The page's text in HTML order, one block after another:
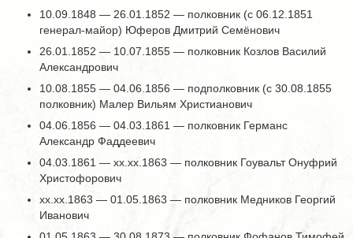
10.09.1848 — 26.01.1852 — полковник (с 06.12.1851
генерал-майор) Юферов Дмитрий Семёнович
26.01.1852 — 10.07.1855 — полковник Козлов Василий
Александрович
10.08.1855 — 04.06.1856 — подполковник (с 30.08.1855
полковник) Малер Вильям Христианович
04.06.1856 — 04.03.1861 — полковник Германс
Александр Фаддеевич
04.03.1861 — хх.хх.1863 — полковник Гоувальт Онуфрий
Христофорович
хх.хх.1863 — 01.05.1863 — полковник Медников Георгий
Иванович